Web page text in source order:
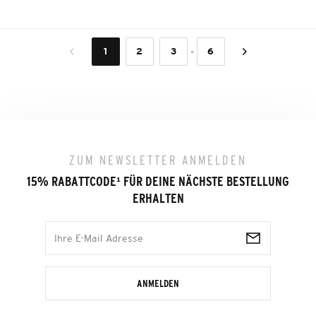
1 2 3 - 6
ZUM NEWSLETTER ANMELDEN
15% RABATTCODE¹ FÜR DEINE NÄCHSTE BESTELLUNG
ERHALTEN
ANMELDEN